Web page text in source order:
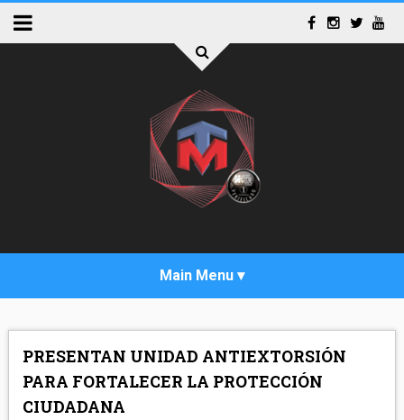
POLICÍA Y NOTA ROJA
PRESENTAN UNIDAD ANTIEXTORSIÓN
PARA FORTALECER LA PROTECCIÓN
CIUDADANA